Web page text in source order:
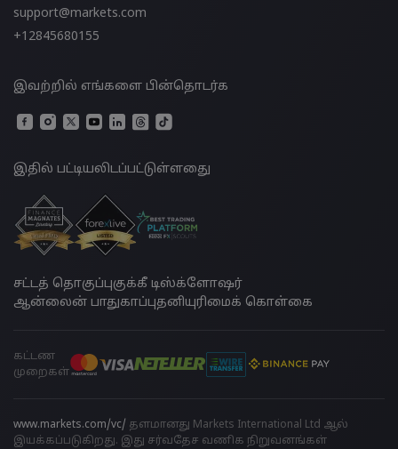
support@markets.com
+12845680155
இவற்றில் எங்களை பின்தொடர்க
இதில் பட்டியலிடப்பட்டுள்ளதுை
சட்டத் தொகுப்புகுக்கீ டிஸ்க்ளோஷர்
ஆன்லைன் பாதுகாப்புதனியுரிமைக் கொள்கை
கட்டண
முறைகள்
www.markets.com/vc/ தளமானது Markets International Ltd ஆல்
இயக்கப்படுகிறது. இது சர்வதேச வணிக நிறுவனங்கள்